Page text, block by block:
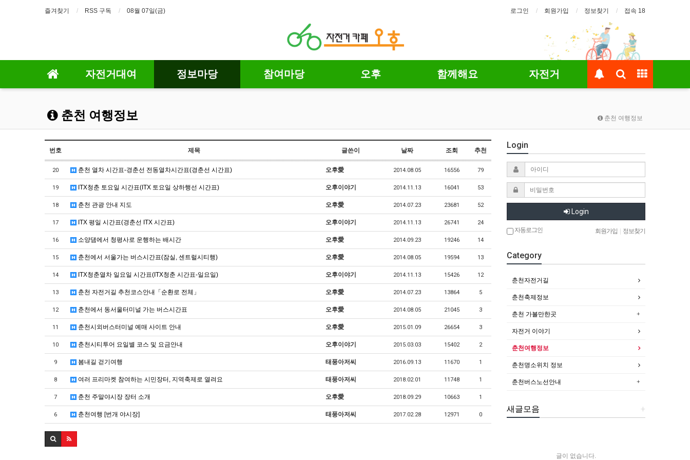
즐겨찾기 RSS 구독 08월 07일(금) 로그인 회원가입 정보찾기 접속 18
자전거대여 정보마당 참여마당 오후 함께해요 자전거
춘천 여행정보 춘천 여행정보
번호 제목 글쓴이 날짜 조회 추천
20 춘천 열차 시간표-경춘선 전동열차시간표(경춘선 시간표) 오후愛 2014.08.05 16556 79
19 ITX청춘 토요일 시간표(ITX 토요일 상하행선 시간표) 오후이야기 2014.11.13 16041 53
18 춘천 관광 안내 지도 오후愛 2014.07.23 23681 52
17 ITX 평일 시간표(경춘선 ITX 시간표) 오후이야기 2014.11.13 26741 24
16 소양댐에서 청평사로 운행하는 배시간 오후愛 2014.09.23 19246 14
15 춘천에서 서울가는 버스시간표(잠실, 센트럴시티행) 오후愛 2014.08.05 19594 13
14 ITX청춘열차 일요일 시간표(ITX청춘 시간표-일요일) 오후이야기 2014.11.13 15426 12
13 춘천 자전거길 추천코스안내「순환로 전체」 오후愛 2014.07.23 13864 5
12 춘천에서 동서울터미널 가는 버스시간표 오후愛 2014.08.05 21045 3
11 춘천시외버스터미널 예매 사이트 안내 오후愛 2015.01.09 26654 3
10 춘천시티투어 요일별 코스 및 요금안내 오후이야기 2015.03.03 15402 2
9 봄내길 걷기여행 태풍아저씨 2016.09.13 11670 1
8 여러 프리마켓 참여하는 시민장터, 지역축제로 열려요 태풍아저씨 2018.02.01 11748 1
7 춘천 주말야시장 장터 소개 오후愛 2018.09.29 10663 1
6 춘천여행 [번개 야시장] 태풍아저씨 2017.02.28 12971 0
Login
Login
자동로그인 회원가입 정보찾기
Category
춘천자전거길
춘천축제정보
춘천 가볼만한곳
자전거 이야기
춘천여행정보
춘천명소위치 정보
춘천버스노선안내
+
새글모음
글이 없습니다.